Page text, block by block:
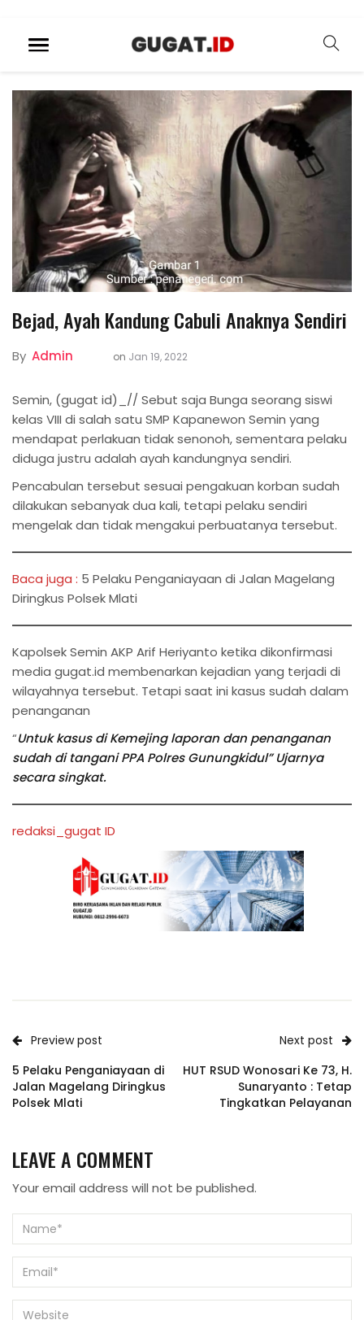
Bejad, Ayah Kandung Cabuli Anaknya Sendiri
By Admin on Jan 19, 2022
Semin, (gugat id)_// Sebut saja Bunga seorang siswi
kelas VIII di salah satu SMP Kapanewon Semin yang
mendapat perlakuan tidak senonoh, sementara pelaku
diduga justru adalah ayah kandungnya sendiri.
Pencabulan tersebut sesuai pengakuan korban sudah
dilakukan sebanyak dua kali, tetapi pelaku sendiri
mengelak dan tidak mengakui perbuatanya tersebut.
Baca juga : 5 Pelaku Penganiayaan di Jalan Magelang
Diringkus Polsek Mlati
Kapolsek Semin AKP Arif Heriyanto ketika dikonfirmasi
media gugat.id membenarkan kejadian yang terjadi di
wilayahnya tersebut. Tetapi saat ini kasus sudah dalam
penanganan
“Untuk kasus di Kemejing laporan dan penanganan
sudah di tangani PPA Polres Gunungkidul” Ujarnya
secara singkat.
redaksi_gugat ID
Preview post
5 Pelaku Penganiayaan di
Jalan Magelang Diringkus
Polsek Mlati
Next post
HUT RSUD Wonosari Ke 73, H.
Sunaryanto : Tetap
Tingkatkan Pelayanan
LEAVE A COMMENT
Your email address will not be published.